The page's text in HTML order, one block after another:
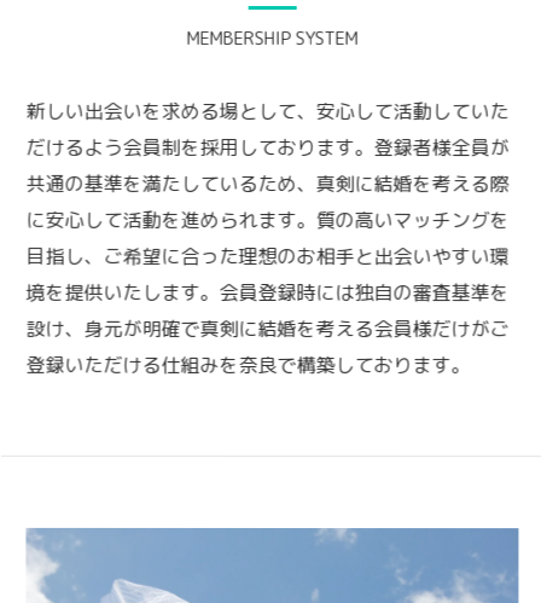
MEMBERSHIP SYSTEM
新しい出会いを求める場として、安心して活動していた
だけるよう会員制を採用しております。登録者様全員が
共通の基準を満たしているため、真剣に結婚を考える際
に安心して活動を進められます。質の高いマッチングを
目指し、ご希望に合った理想のお相手と出会いやすい環
境を提供いたします。会員登録時には独自の審査基準を
設け、身元が明確で真剣に結婚を考える会員様だけがご
登録いただける仕組みを奈良で構築しております。